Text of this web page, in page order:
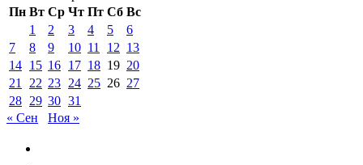
Пн Вт Ср Чт Пт Сб Вс
1
2 3 4 5
6
7
8 9 10 11 12 13
14 15 16 17 18 19 20
21
22 23 24 25 26 27
28 29 30 31
« Сен
Ноя »